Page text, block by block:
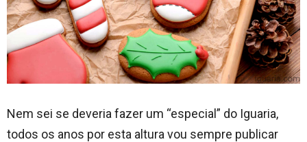
Nem sei se deveria fazer um “especial” do Iguaria,
todos os anos por esta altura vou sempre publicar